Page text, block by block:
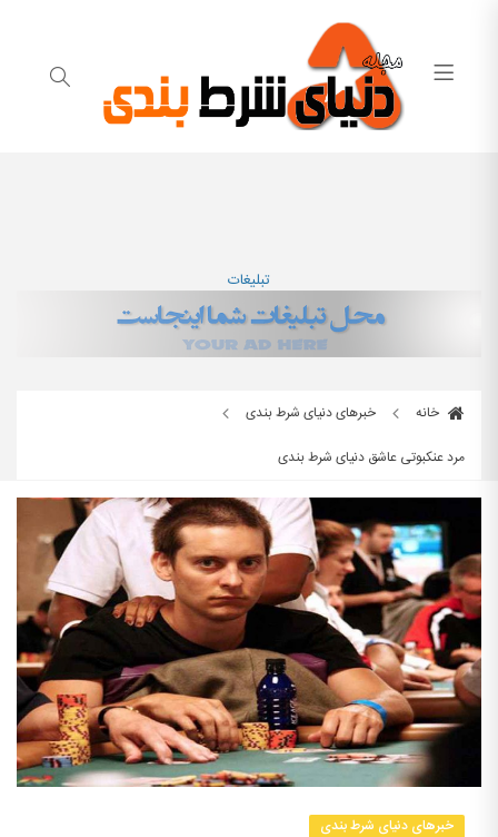
تبلیغات
خانه
خبرهای دنیای شرط بندی
مرد عنکبوتی عاشق دنیای شرط بندی
خبرهای دنیای شرط بندی